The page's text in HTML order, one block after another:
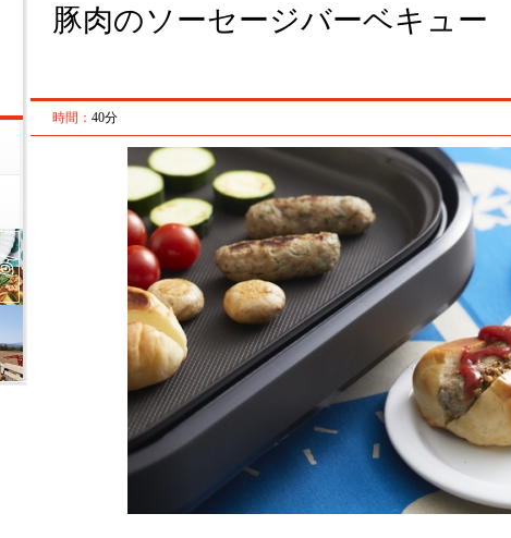
豚肉のソーセージバーベキュー
時間： 40分